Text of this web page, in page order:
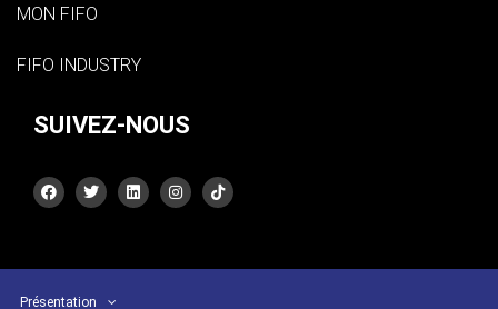
MON FIFO
FIFO INDUSTRY
SUIVEZ-NOUS
Présentation